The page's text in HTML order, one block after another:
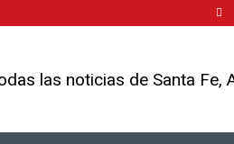
las noticias de Santa Fe,